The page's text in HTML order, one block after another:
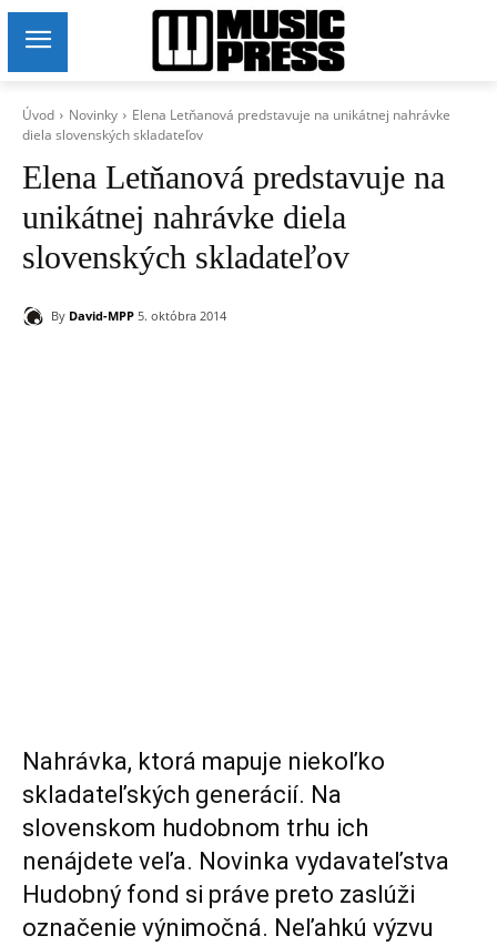
Úvod Novinky
Elena Letňanová predstavuje na unikátnej nahrávke
diela slovenských skladateľov
Elena Letňanová predstavuje na
unikátnej nahrávke diela
slovenských skladateľov
By David-MPP 5. októbra 2014
Nahrávka, ktorá mapuje niekoľko
skladateľských generácií. Na
slovenskom hudobnom trhu ich
nenájdete veľa. Novinka vydavateľstva
Hudobný fond si práve preto zaslúži
označenie výnimočná. Neľahkú výzvu